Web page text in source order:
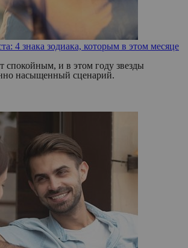
4 знака зодиака, которым в этом месяце
спокойным, и в этом году звезды
насыщенный сценарий.